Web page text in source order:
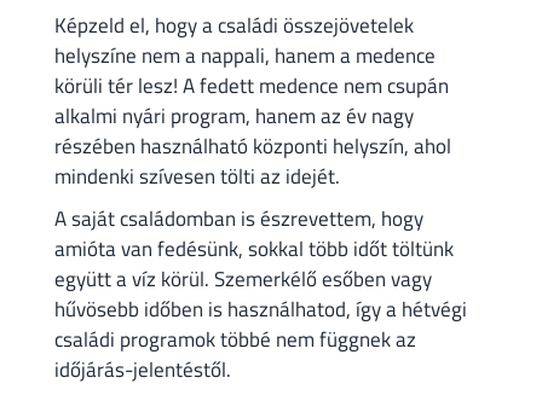
Képzeld el, hogy a családi összejövetelek
helyszíne nem a nappali, hanem a medence
körüli tér lesz! A fedett medence nem csupán
alkalmi nyári program, hanem az év nagy
részében használható központi helyszín, ahol
mindenki szívesen tölti az idejét.
A saját családomban is észrevettem, hogy
amióta van fedésünk, sokkal több időt töltünk
együtt a víz körül. Szemerkélő esőben vagy
hűvösebb időben is használhatod, így a hétvégi
családi programok többé nem függnek az
időjárás-jelentéstől.